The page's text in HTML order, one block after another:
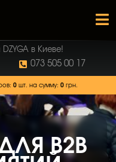
073 505 00 17
в Киеве!
0шт. на сумму: 0грн.
B2B